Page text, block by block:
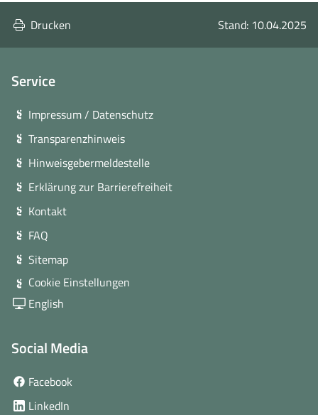
Drucken Stand: 10.04.2025
Service
Impressum / Datenschutz
Transparenzhinweis
Hinweisgebermeldestelle
Erklärung zur Barrierefreiheit
Kontakt
FAQ
Sitemap
Cookie Einstellungen
English
Social Media
Facebook
LinkedIn